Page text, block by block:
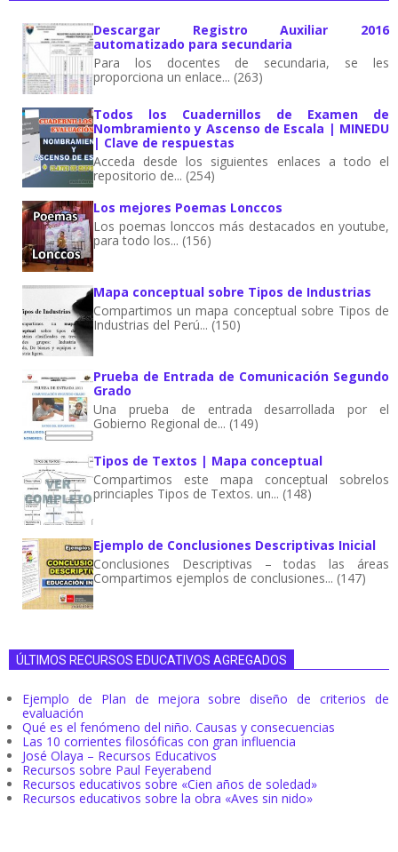
Descargar Registro Auxiliar 2016
automatizado para secundaria
Para los docentes de secundaria, se les
proporciona un enlace... (263)
Todos los Cuadernillos de Examen de
Nombramiento y Ascenso de Escala | MINEDU
| Clave de respuestas
Acceda desde los siguientes enlaces a todo el
repositorio de... (254)
Los mejores Poemas Lonccos
Los poemas lonccos más destacados en youtube,
para todo los... (156)
Mapa conceptual sobre Tipos de Industrias
Compartimos un mapa conceptual sobre Tipos de
Industrias del Perú... (150)
Prueba de Entrada de Comunicación Segundo
Grado
Una prueba de entrada desarrollada por el
Gobierno Regional de... (149)
Tipos de Textos | Mapa conceptual
Compartimos este mapa conceptual sobrelos
princiaples Tipos de Textos. un... (148)
Ejemplo de Conclusiones Descriptivas Inicial
Conclusiones Descriptivas – todas las áreas
Compartimos ejemplos de conclusiones... (147)
ÚLTIMOS RECURSOS EDUCATIVOS AGREGADOS
Ejemplo de Plan de mejora sobre diseño de criterios de
evaluación
Qué es el fenómeno del niño. Causas y consecuencias
Las 10 corrientes filosóficas con gran influencia
José Olaya – Recursos Educativos
Recursos sobre Paul Feyerabend
Recursos educativos sobre «Cien años de soledad»
Recursos educativos sobre la obra «Aves sin nido»